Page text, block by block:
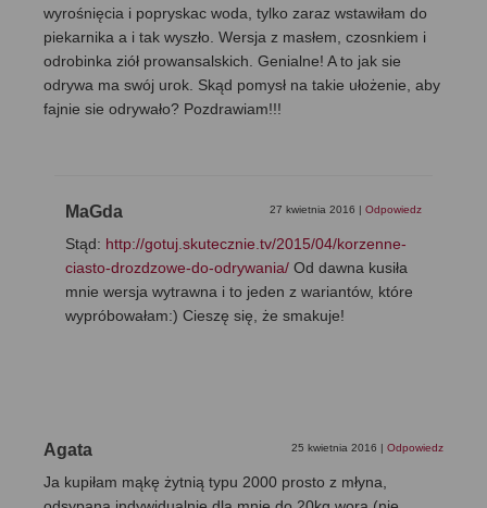
wyrośnięcia i popryskac woda, tylko zaraz wstawiłam do
piekarnika a i tak wyszło. Wersja z masłem, czosnkiem i
odrobinka ziół prowansalskich. Genialne! A to jak sie
odrywa ma swój urok. Skąd pomysł na takie ułożenie, aby
fajnie sie odrywało? Pozdrawiam!!!
MaGda 27 kwietnia 2016 | Odpowiedz
Stąd: http://gotuj.skutecznie.tv/2015/04/korzenne-
ciasto-drozdzowe-do-odrywania/ Od dawna kusiła
mnie wersja wytrawna i to jeden z wariantów, które
wypróbowałam:) Cieszę się, że smakuje!
Agata 25 kwietnia 2016 | Odpowiedz
Ja kupiłam mąkę żytnią typu 2000 prosto z młyna,